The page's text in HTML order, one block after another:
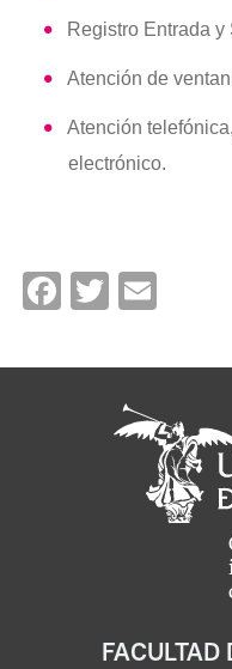
Registro Entrada y
Atención de
Atención
electrónico.
Facebook
Twitter
FACULTAD